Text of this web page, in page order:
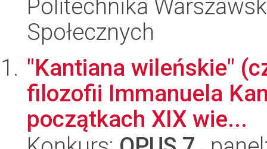
Politechnika
Społecznych
"Kantiana wileńskie"
filozofii Immanuela
początkach XIX wie...